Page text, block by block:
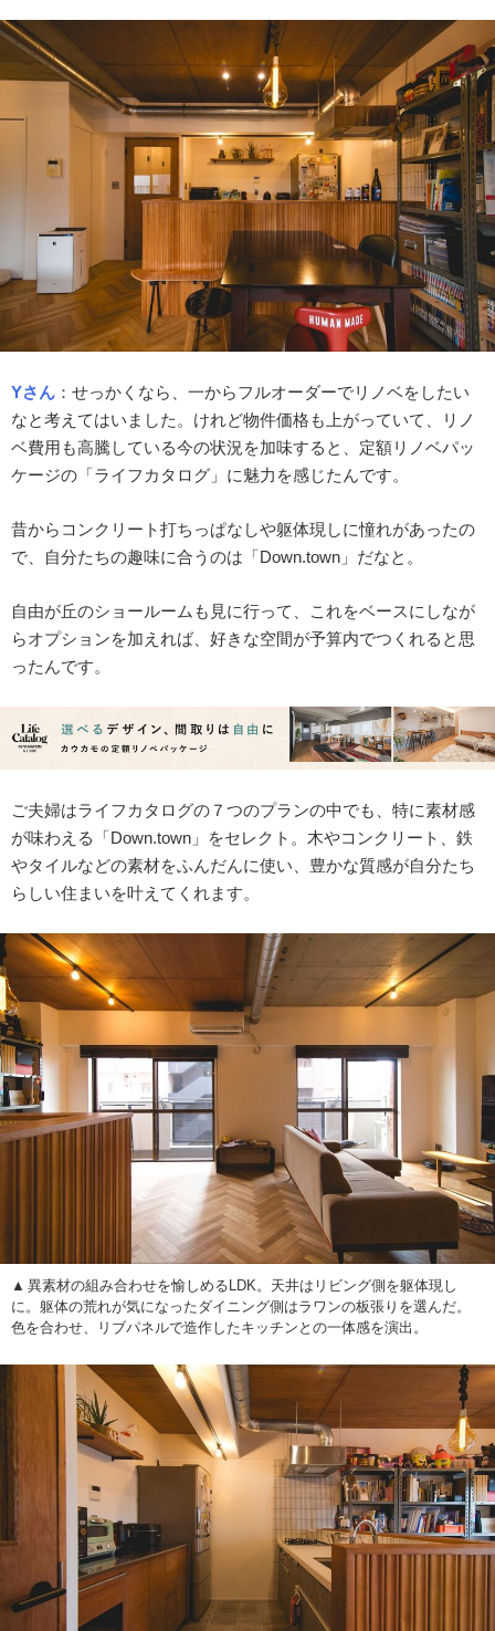
Yさん ： せっかくなら、一からフルオーダーでリノベをしたい
なと考えてはいました。けれど物件価格も上がっていて、リノ
ベ費用も高騰している今の状況を加味すると、定額リノベパッ
ケージの「ライフカタログ」に魅力を感じたんです。
昔からコンクリート打ちっぱなしや躯体現しに憧れがあったの
で、自分たちの趣味に合うのは「Down.town」だなと。
自由が丘のショールームも見に行って、これをベースにしなが
らオプションを加えれば、好きな空間が予算内でつくれると思
ったんです。
ご夫婦はライフカタログの７つのプランの中でも、特に素材感
が味わえる「Down.town」をセレクト。木やコンクリート、鉄
やタイルなどの素材をふんだんに使い、豊かな質感が自分たち
らしい住まいを叶えてくれます。
異素材の組み合わせを愉しめるLDK。天井はリビング側を躯体現し
に。躯体の荒れが気になったダイニング側はラワンの板張りを選んだ。
色を合わせ、リブパネルで造作したキッチンとの一体感を演出。